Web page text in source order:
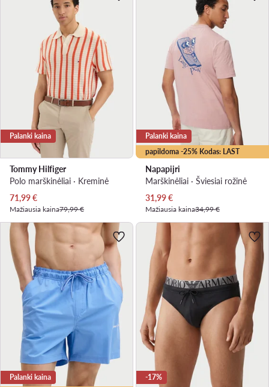
Palanki kaina
Tommy Hilfiger
Polo marškinėliai · Kreminė
Dabartinė kaina
71,99€
Mažiausia kaina79,99 €
papildoma -25% Kodas: LAST
Palanki kaina
Napapijri
Marškinėliai · Šviesiai rožinė
Dabartinė kaina
31,99€
Mažiausia kaina34,99 €
Palanki kaina -17%